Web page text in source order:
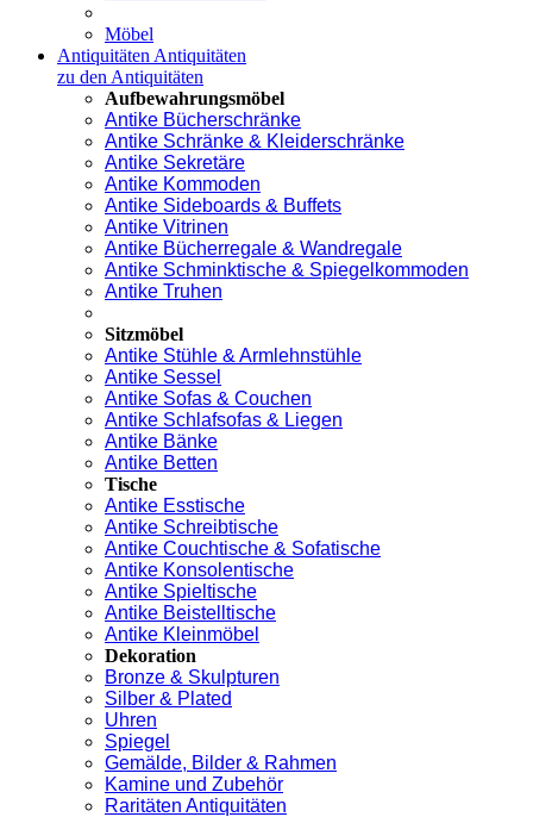
Möbel
Antiquitäten Antiquitäten
zu den Antiquitäten
Aufbewahrungsmöbel
Antike Bücherschränke
Antike Schränke & Kleiderschränke
Antike Sekretäre
Antike Kommoden
Antike Sideboards & Buffets
Antike Vitrinen
Antike Bücherregale & Wandregale
Antike Schminktische & Spiegelkommoden
Antike Truhen
Sitzmöbel
Antike Stühle & Armlehnstühle
Antike Sessel
Antike Sofas & Couchen
Antike Schlafsofas & Liegen
Antike Bänke
Antike Betten
Tische
Antike Esstische
Antike Schreibtische
Antike Couchtische & Sofatische
Antike Konsolentische
Antike Spieltische
Antike Beistelltische
Antike Kleinmöbel
Dekoration
Bronze & Skulpturen
Silber & Plated
Uhren
Spiegel
Gemälde, Bilder & Rahmen
Kamine und Zubehör
Raritäten Antiquitäten